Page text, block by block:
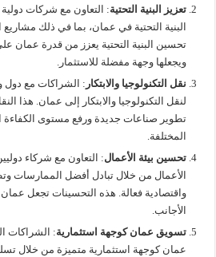
تعزيز البنية التحتية: التعاون مع شركات
البنية التحتية في عمان، بما في ذلك مشاريع
تحسين البنية التحتية يعزز من قدرة عمان
ويجعلها وجهة مفضلة للاستثمار.
نقل التكنولوجيا والابتكار : الشراكات مع
لنقل التكنولوجيا والابتكار إلى عمان. هذا
تطوير صناعات جديدة ورفع مستوى الكفاءة
المختلفة.
تحسين بيئة الأعمال: التعاون مع شركاء
الأعمال من خلال تبادل أفضل الممارسات
واقتصادية فعالة. هذه التحسينات تجعل
الأجانب.
تسويق عمان كوجهة استثمارية: الشراكات
عمان كوجهة استثمارية متميزة من خلال